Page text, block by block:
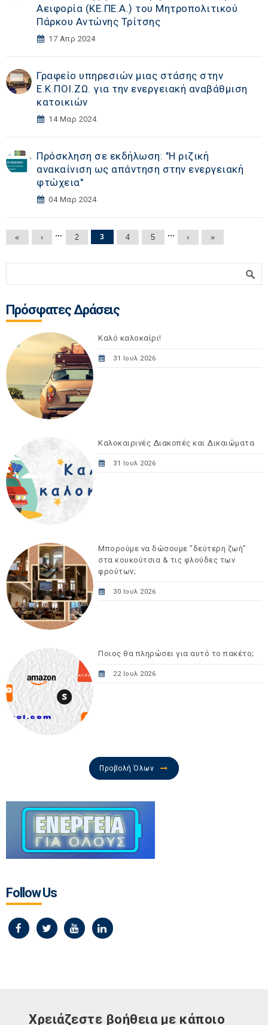
Αειφορία (ΚΕ.ΠΕ.Α.) του Μητροπολιτικού
Πάρκου Αντώνης Τρίτσης
17 Απρ 2024
Γραφείο υπηρεσιών μιας στάσης στην
Ε.Κ.ΠΟΙ.ΖΩ. για την ενεργειακή αναβάθμιση
κατοικιών
14 Μαρ 2024
Πρόσκληση σε εκδήλωση: "Η ριζική
ανακαίνιση ως απάντηση στην ενεργειακή
φτώχεια"
04 Μαρ 2024
Σελίδες
« ‹ … 2 3 4 5 … › »
Πρόσφατες Δράσεις
Καλό καλοκαίρι!
31 Ιουλ 2026
Καλοκαιρινές Διακοπές και Δικαιώματα
31 Ιουλ 2026
Μπορούμε να δώσουμε "δεύτερη ζωή"
στα κουκούτσια & τις φλούδες των
φρούτων;
30 Ιουλ 2026
Ποιος θα πληρώσει για αυτό το πακέτο;
22 Ιουλ 2026
Προβολή Όλων
Follow Us
Χρειάζεστε βοήθεια με κάποιο